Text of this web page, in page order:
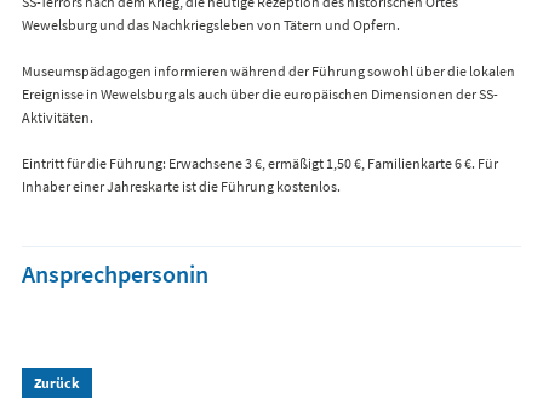
Wewelsburg und das Nachkriegsleben von Tätern und Opfern.
Museumspädagogen informieren während der Führung sowohl über die lokalen
Ereignisse in Wewelsburg als auch über die europäischen Dimensionen der SS-
Aktivitäten.
Eintritt für die Führung: Erwachsene 3 €, ermäßigt 1,50 €, Familienkarte 6 €. Für
Inhaber einer Jahreskarte ist die Führung kostenlos.
Ansprechpersonin
Zurück